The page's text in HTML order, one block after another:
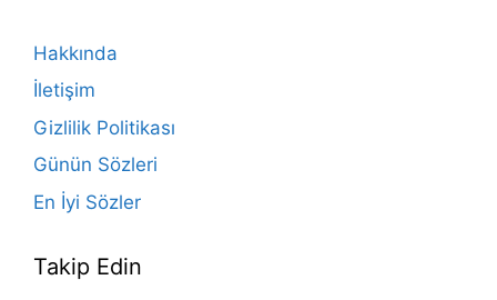
o
o
k
Hakkında
İletişim
Gizlilik Politikası
Günün Sözleri
En İyi Sözler
Takip Edin